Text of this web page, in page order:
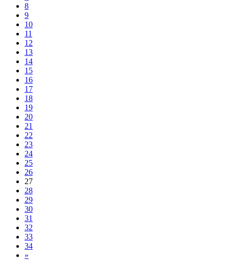
8
9
10
11
12
13
14
15
16
17
18
19
20
21
22
23
24
25
26
27
28
29
30
31
32
33
34
»